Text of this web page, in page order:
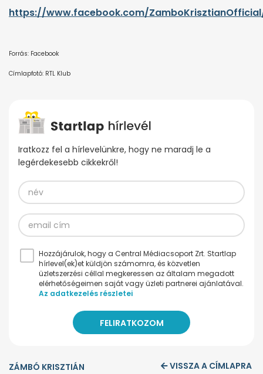
https://www.facebook.com/
Forrás: Facebook
Címlapfotó: RTL Klub
Iratkozz fel a hírlevelünkre, hogy ne maradj le a
legérdekesebb cikkekről!
Hozzájárulok, hogy a Central Médiacsoport Zrt. Startlap
hírlevel(ek)et küldjön számomra, és közvetlen
üzletszerzési céllal megkeressen az általam megadott
elérhetőségeimen saját vagy üzleti partnerei ajánlatával.
Az adatkezelés részletei
ZÁMBÓ KRISZTIÁN VISSZA A CÍMLAPRA